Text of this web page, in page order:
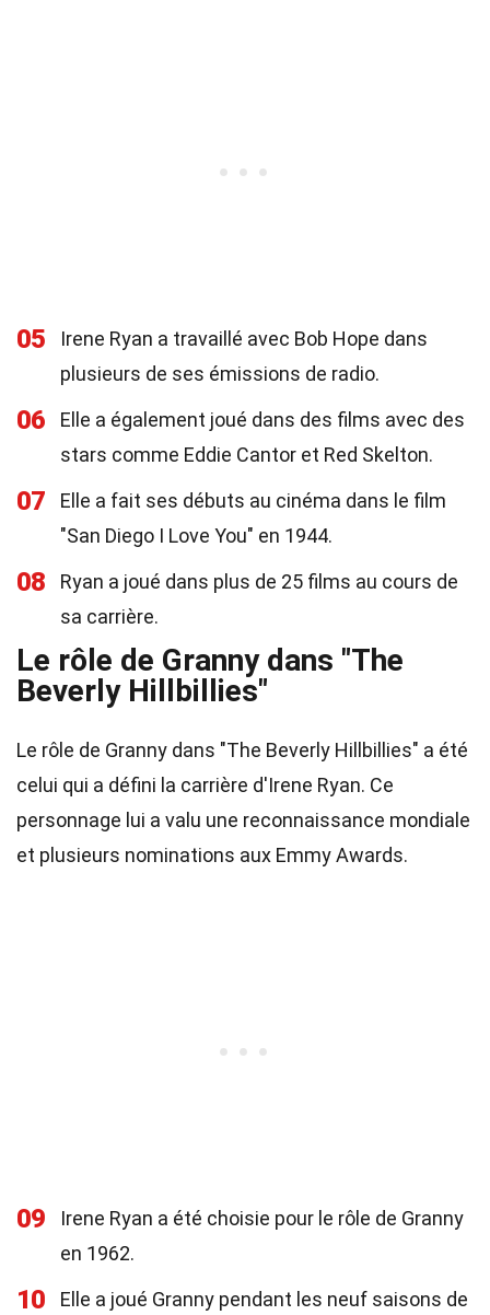
05
Irene Ryan a travaillé avec Bob Hope dans
plusieurs de ses émissions de radio.
06
Elle a également joué dans des films avec des
stars comme Eddie Cantor et Red Skelton.
07
Elle a fait ses débuts au cinéma dans le film
"San Diego I Love You" en 1944.
08
Ryan a joué dans plus de 25 films au cours de
sa carrière.
Le rôle de Granny dans "The
Beverly Hillbillies"
Le rôle de Granny dans "The Beverly Hillbillies" a été
celui qui a défini la carrière d'Irene Ryan. Ce
personnage lui a valu une reconnaissance mondiale
et plusieurs nominations aux Emmy Awards.
09
Irene Ryan a été choisie pour le rôle de Granny
en 1962.
10 Elle a joué Granny pendant les neuf saisons de